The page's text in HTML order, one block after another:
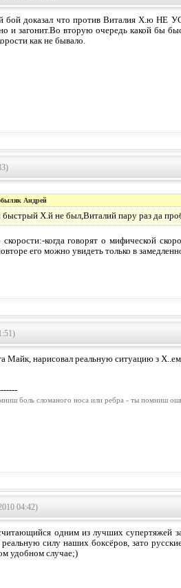
бой доказал что против Виталия Х.ю НЕ
и загонит.Во вторую очередь какой бы
как не бывало.
Андрей
быстрый Х.й не был,Виталий пару раз да
скорости:-когда говорят о мифической
его можно увидеть только в
Майк, нарисовал реальную ситуацию з Х..ем
боль сломаного носа или ребра - ты помниш
04:42)
одним из лучших супертяжей
силу наших боксёров, зато
удобном случае;)